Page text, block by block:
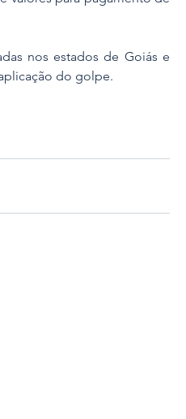
nos estados de Goiás e
do golpe.